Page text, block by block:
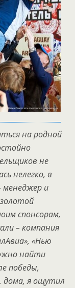
на родной
не
нелегко, в
менеджер и
спонсорам,
– компания
«Нью
найти
победы,
дома, я ощутил